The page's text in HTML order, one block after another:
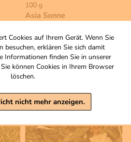
Cookies auf Ihrem Gerät. Wenn Sie
besuchen, erklären Sie sich damit
Informationen finden Sie in unserer
können Cookies in Ihrem Browser
löschen.
nicht mehr anzeigen.
100 g
Asia Sonne
Grünteemischung
Zutaten
4,90 €
inkl. MwSt, zzgl. Versand
Warenkorb